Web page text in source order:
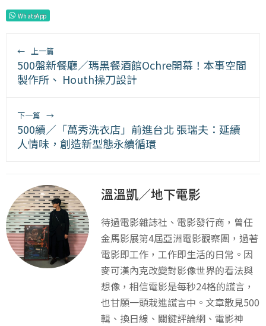
WhatsApp
← 上一篇
500盤新餐廳／瑪黑餐酒館Ochre開幕！本事空間
製作所、 Houth操刀設計
下一篇 →
500續／「萬秀洗衣店」前進台北 張瑞夫：延續
人情味，創造新型態永續循環
溫溫凱／地下電影
待過電影雜誌社、電影發行商，曾任
金馬影展第4屆亞洲電影觀察團，過著
電影即工作，工作即生活的日常。因
麥可漢內克改變對影像世界的看法與
想像，相信電影是每秒24格的謊言，
也甘願一頭栽進謊言中。文章散見500
輯、換日線、關鍵評論網、電影神